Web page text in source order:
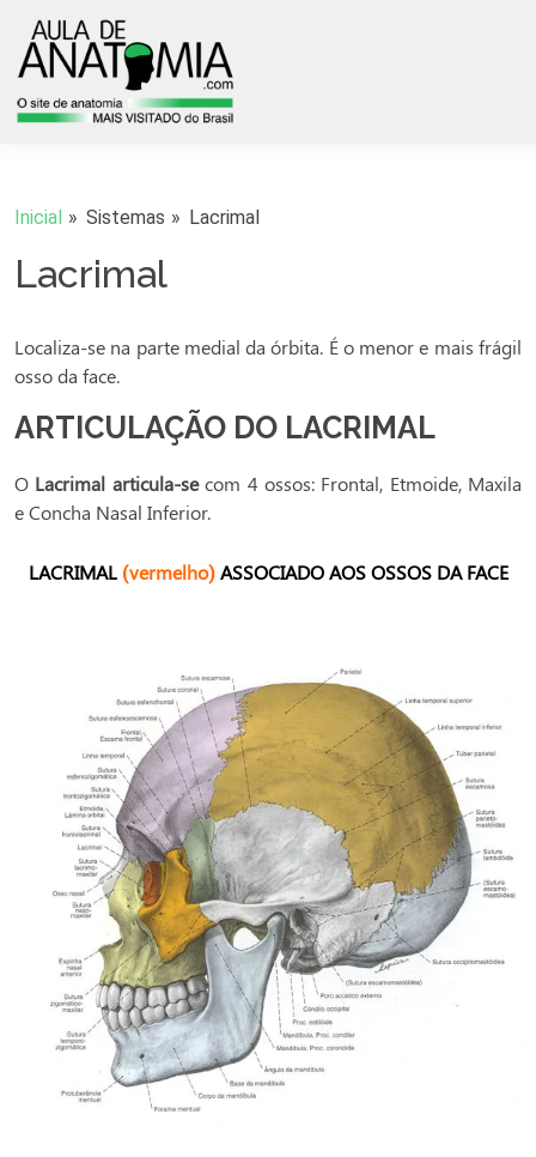
Inicial Sistemas Lacrimal
Lacrimal
Localiza-se na parte medial da órbita. É o menor e mais frágil
osso da face.
ARTICULAÇÃO DO LACRIMAL
O Lacrimal articula-secom 4 ossos: Frontal, Etmoide, Maxila
e Concha Nasal Inferior.
LACRIMAL (vermelho)ASSOCIADO AOS OSSOS DA FACE